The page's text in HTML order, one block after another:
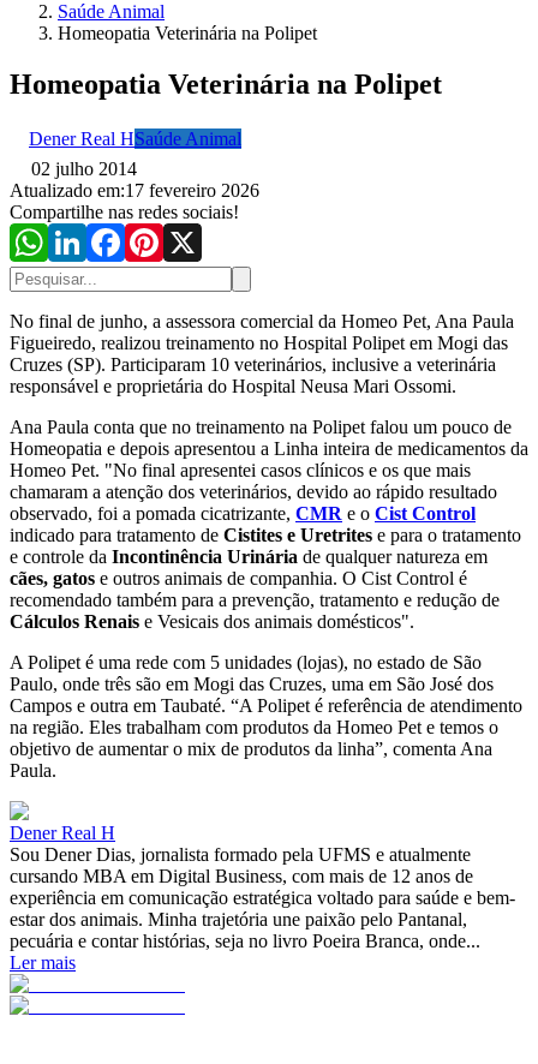
Saúde Animal
Homeopatia Veterinária na Polipet
Homeopatia Veterinária na Polipet
Dener Real HSaúde Animal
02 julho 2014
Atualizado em:17 fevereiro 2026
Compartilhe nas redes sociais!
No final de junho, a assessora comercial da Homeo Pet, Ana Paula
Figueiredo, realizou treinamento no Hospital Polipet em Mogi das
Cruzes (SP). Participaram 10 veterinários, inclusive a veterinária
responsável e proprietária do Hospital Neusa Mari Ossomi.
Ana Paula conta que no treinamento na Polipet falou um pouco de
Homeopatia e depois apresentou a Linha inteira de medicamentos da
Homeo Pet. "No final apresentei casos clínicos e os que mais
chamaram a atenção dos veterinários, devido ao rápido resultado
observado, foi a pomada cicatrizante, CMR e o Cist Control
indicado para tratamento de Cistites e Uretrites e para o tratamento
e controle da Incontinência Urinária de qualquer natureza em
cães, gatos e outros animais de companhia. O Cist Control é
recomendado também para a prevenção, tratamento e redução de
Cálculos Renais e Vesicais dos animais domésticos".
A Polipet é uma rede com 5 unidades (lojas), no estado de São
Paulo, onde três são em Mogi das Cruzes, uma em São José dos
Campos e outra em Taubaté. “A Polipet é referência de atendimento
na região. Eles trabalham com produtos da Homeo Pet e temos o
objetivo de aumentar o mix de produtos da linha”, comenta Ana
Paula.
Dener Real H
Sou Dener Dias, jornalista formado pela UFMS e atualmente
cursando MBA em Digital Business, com mais de 12 anos de
experiência em comunicação estratégica voltado para saúde e bem-
estar dos animais. Minha trajetória une paixão pelo Pantanal,
pecuária e contar histórias, seja no livro Poeira Branca, onde...
Ler mais